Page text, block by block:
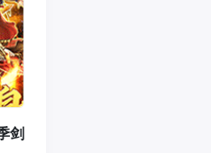
剑